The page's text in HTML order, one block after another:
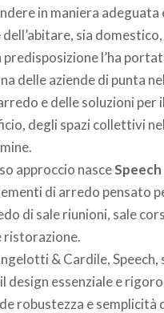
in maniera adeguata
sia domestico,
l’ha
delle aziende di punta
e delle soluzioni per
degli spazi collettivi
approccio nasceSpeech
di arredo pensato
di sale riunioni, sale
ristorazione.
& Cardile, Speech,
design essenziale e
robustezza e semplicità